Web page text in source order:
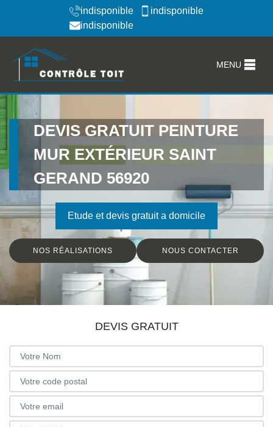
indisponible
indisponible
indisponible
MENU
DEVIS GRATUIT PEINTURE
MUR EXTÉRIEUR SAINT
GERAND 56920
Etude et devis gratuit a domicile
NOS RÉALISATIONS NOUS CONTACTER
DEVIS GRATUIT